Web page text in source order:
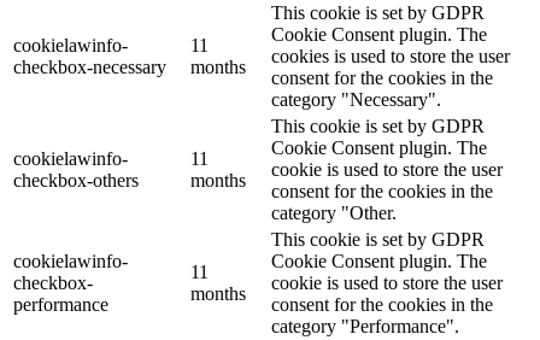
cookielawinfo-
checkbox-necessary
11
months
This cookie is set by GDPR
Cookie Consent plugin. The
cookies is used to store the user
consent for the cookies in the
category "Necessary".
cookielawinfo-
checkbox-others
11
months
This cookie is set by GDPR
Cookie Consent plugin. The
cookie is used to store the user
consent for the cookies in the
category "Other.
cookielawinfo-
checkbox-
performance
11
months
This cookie is set by GDPR
Cookie Consent plugin. The
cookie is used to store the user
consent for the cookies in the
category "Performance".